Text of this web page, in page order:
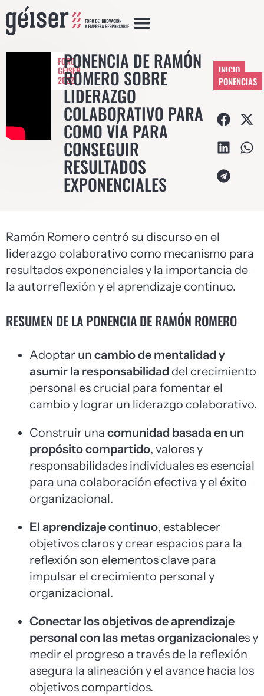
FORO
GÉISER
2022
PONENCIA DE RAMÓN
ROMERO SOBRE
LIDERAZGO
COLABORATIVO PARA
COMO VÍA PARA
CONSEGUIR
RESULTADOS
EXPONENCIALES
INICIO
PONENCIAS
Ramón Romero centró su discurso en el
liderazgo colaborativo como mecanismo para
resultados exponenciales y la importancia de
la autorreflexión y el aprendizaje continuo.
RESUMEN DE LA PONENCIA DE RAMÓN ROMERO
Adoptar un cambio de mentalidad y
asumir la responsabilidad del crecimiento
personal es crucial para fomentar el
cambio y lograr un liderazgo colaborativo.
Construir una comunidad basada en un
propósito compartido, valores y
responsabilidades individuales es esencial
para una colaboración efectiva y el éxito
organizacional.
El aprendizaje continuo, establecer
objetivos claros y crear espacios para la
reflexión son elementos clave para
impulsar el crecimiento personal y
organizacional.
Conectar los objetivos de aprendizaje
personal con las metas organizacionales y
medir el progreso a través de la reflexión
asegura la alineación y el avance hacia los
objetivos compartidos.